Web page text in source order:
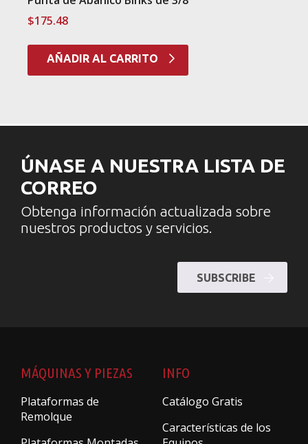
$175.48
AÑADIR AL CARRITO
ÚNASE A NUESTRA LISTA DE
CORREO
Obtenga información actualizada sobre
nuestros productos y servicios.
SUBSCRIBE
MÁQUINAS Y PIEZAS
Plataformas de
Remolque
INFO
Catálogo Gratis
Características de los